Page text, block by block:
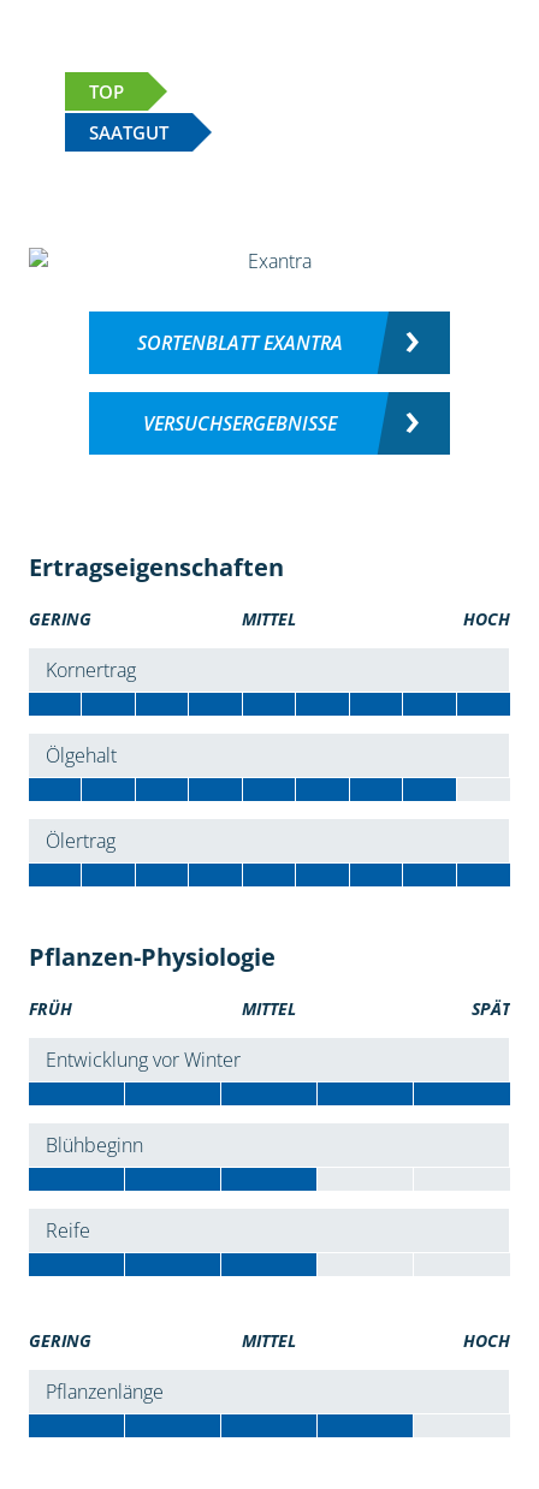
TOP
SAATGUT
SORTENBLATT EXANTRA
VERSUCHSERGEBNISSE
Ertragseigenschaften
GERING MITTEL HOCH
Kornertrag
Ölgehalt
Ölertrag
Pflanzen-Physiologie
FRÜH MITTEL SPÄT
Entwicklung vor Winter
Blühbeginn
Reife
GERING MITTEL HOCH
Pflanzenlänge